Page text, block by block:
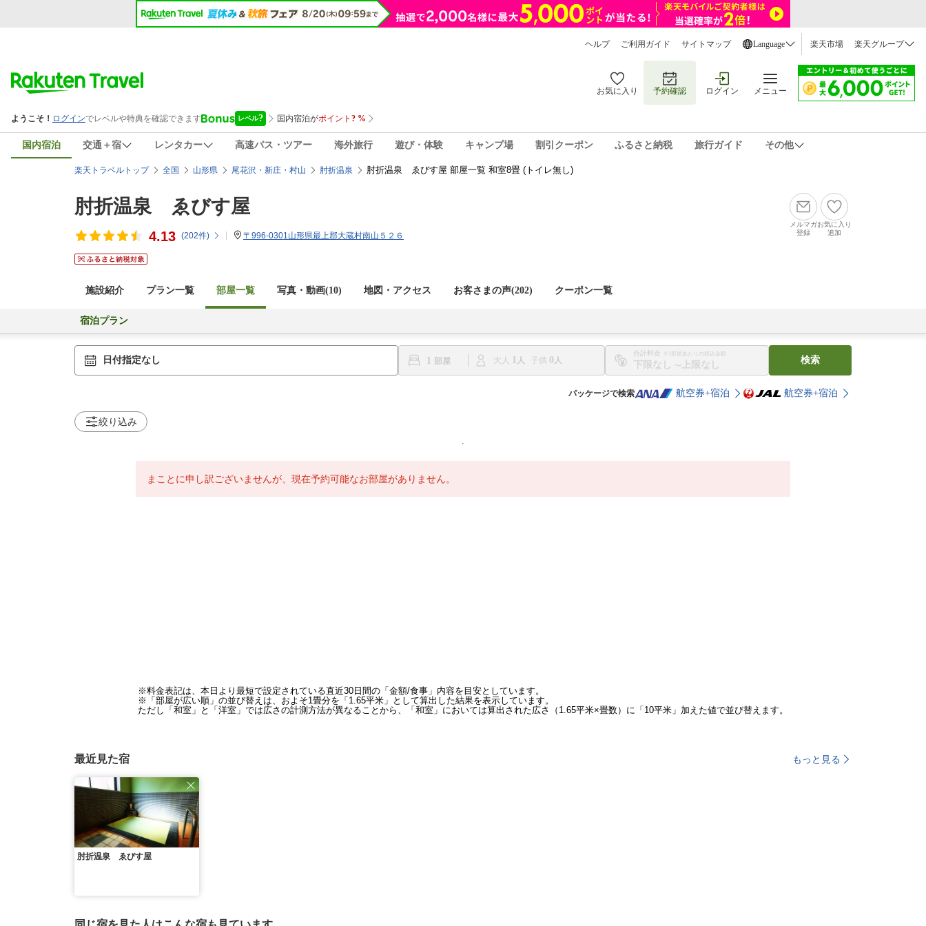
ヘルプ ご利用ガイド サイトマップ Language 楽天市場 楽天グループ
お気に入り 予約確認 ログイン メニュー
国内宿泊 交通＋宿 レンタカー 高速バス・ツアー 海外旅行 遊び・体験 キャンプ場 割引クーポン ふるさと納税 旅行ガイド その他
楽天トラベルトップ 全国 山形県 尾花沢・新庄・村山 肘折温泉 肘折温泉 ゑびす屋 部屋一覧 和室8畳 (トイレ無し)
肘折温泉 ゑびす屋
4.13 (202件) 〒996-0301山形県最上郡大蔵村南山５２６
メルマガ
登録
お気に入り
追加
施設紹介 プラン一覧 部屋一覧 写真・動画(10) 地図・アクセス お客さまの声(202) クーポン一覧
宿泊プラン
日付指定なし 1 大人 1 子供 0
合計料金 ※1部屋あたりの税込金額
〜
検索
パッケージで検索 航空券+宿泊 航空券+宿泊
絞り込み
まことに申し訳ございませんが、現在予約可能なお部屋がありません。
※料金表記は、本日より最短で設定されている直近30日間の「金額/食事」内容を目安としています。
※「部屋が広い順」の並び替えは、およそ1畳分を「1.65平米」として算出した結果を表示しています。
ただし「和室」と「洋室」では広さの計測方法が異なることから、「和室」においては算出された広さ（1.65平米×畳数）に「10平米」加えた値で並び替えます。
最近見た宿 もっと見る
肘折温泉 ゑびす屋